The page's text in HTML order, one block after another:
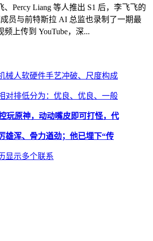
Percy Liang 等人推出 S1 后，李飞飞的
员与前特斯拉 AI 总监也录制了一期最
上传到 YouTube，深...
械人软硬件手艺冲破、尺度构成
对排低分为：优良、优良、一般
玩原神，动动嘴皮即可打怪，代
雄浑、骨力遒劲；他已埋下“传
显示多个联系